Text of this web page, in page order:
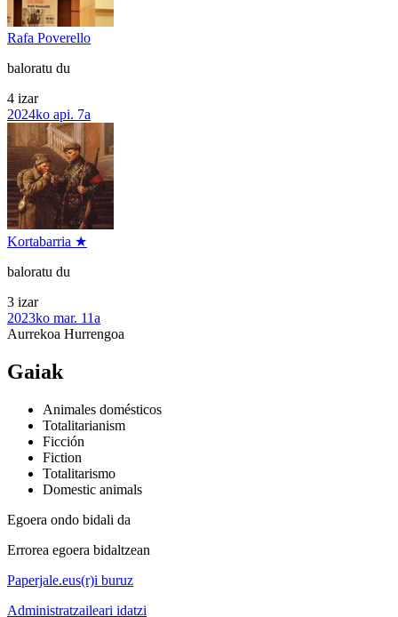
Rafa Poverello
baloratu du
4 izar
2024ko api. 7a
Kortabarria ★
baloratu du
3 izar
2023ko mar. 11a
Aurrekoa Hurrengoa
Gaiak
Animales domésticos
Totalitarianism
Ficción
Fiction
Totalitarismo
Domestic animals
Egoera ondo bidali da
Errorea egoera bidaltzean
Paperjale.eus(r)i buruz
Administratzaileari idatzi